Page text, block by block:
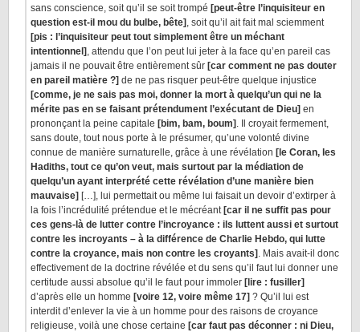
sans conscience, soit qu’il se soit trompé [peut-être l’inquisiteur en
question est-il mou du bulbe, bête] , soit qu’il ait fait mal sciemment
[pis : l’inquisiteur peut tout simplement être un méchant
intentionnel] , attendu que l’on peut lui jeter à la face qu’en pareil cas
jamais il ne pouvait être entièrement sûr [car comment ne pas douter
en pareil matière ?] de ne pas risquer peut-être quelque injustice
[comme, je ne sais pas moi, donner la mort à quelqu’un qui ne la
mérite pas en se faisant prétendument l’exécutant de Dieu] en
prononçant la peine capitale [bim, bam, boum] . Il croyait fermement,
sans doute, tout nous porte à le présumer, qu’une volonté divine
connue de manière surnaturelle, grâce à une révélation [le Coran, les
Hadiths, tout ce qu’on veut, mais surtout par la médiation de
quelqu’un ayant interprété cette révélation d’une manière bien
mauvaise] […], lui permettait ou même lui faisait un devoir d’extirper à
la fois l’incrédulité prétendue et le mécréant [car il ne suffit pas pour
ces gens-là de lutter contre l’incroyance : ils luttent aussi et surtout
contre les incroyants – à la différence de Charlie Hebdo, qui lutte
contre la croyance, mais non contre les croyants] . Mais avait-il donc
effectivement de la doctrine révélée et du sens qu’il faut lui donner une
certitude aussi absolue qu’il le faut pour immoler [lire : fusiller]
d’après elle un homme [voire 12, voire même 17] ? Qu’il lui est
interdit d’enlever la vie à un homme pour des raisons de croyance
religieuse, voilà une chose certaine [car faut pas déconner : ni Dieu,